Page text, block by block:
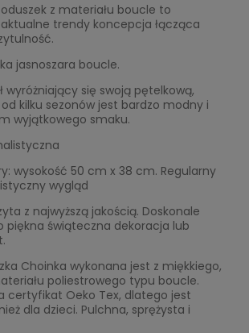
z materiału boucle to
trendy koncepcja łącząca
jasnoszara boucle.
wyróżniający się swoją pętelkową,
kilku sezonów jest bardzo modny i
wyjątkowego smaku.
wysokość 50 cm x 38 cm. Regularny
wygląd
z najwyższą jakością. Doskonale
piękna świąteczna dekoracja lub
Choinka wykonana jest z miękkiego,
poliestrowego typu boucle.
certyfikat Oeko Tex, dlatego jest
dla dzieci. Pulchna, sprężysta i